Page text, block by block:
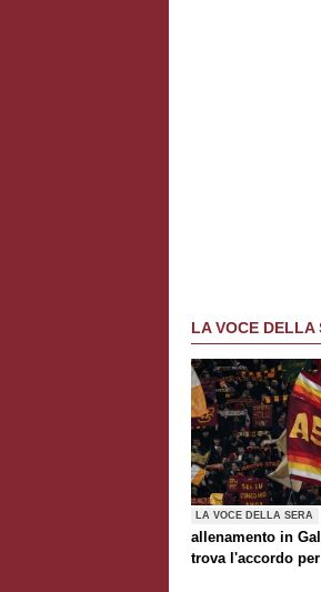
LA VOCE DELLA
LA VOCE DELLA SERA
allenamento in
trova l'accordo